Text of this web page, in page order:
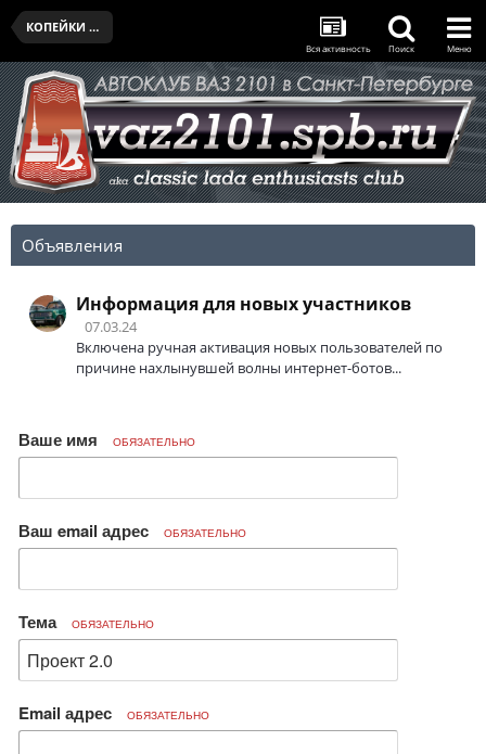
КОПЕЙКИ КЛУБА
Вся активность Поиск Меню
Объявления
Информация для новых участников
07.03.24
Включена ручная активация новых пользователей по
причине нахлынувшей волны интернет-ботов...
Ваше имя ОБЯЗАТЕЛЬНО
Ваш email адрес ОБЯЗАТЕЛЬНО
Тема ОБЯЗАТЕЛЬНО
Email адрес ОБЯЗАТЕЛЬНО